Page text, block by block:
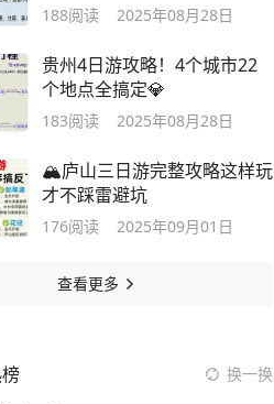
188阅读 2025年08月28日
贵州4日游攻略！4个城市22
个地点全搞定💎
183阅读 2025年08月28日
🏔️庐山三日游完整攻略这样玩
才不踩雷避坑
176阅读 2025年09月01日
查看更多
换一换